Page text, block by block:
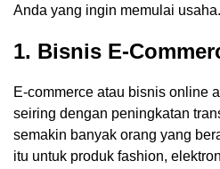
Anda yang ingin memulai usaha.
1. Bisnis E-
E-commerce atau bisnis online
seiring dengan peningkatan
semakin banyak orang yang
itu untuk produk fashion,